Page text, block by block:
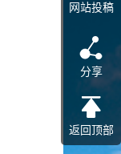
网站投稿
分享
返回顶部